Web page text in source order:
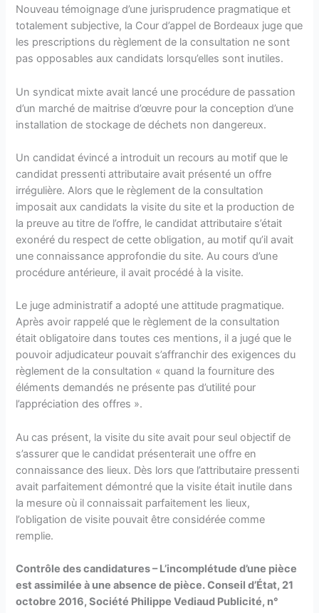
Nouveau témoignage d’une jurisprudence pragmatique et
totalement subjective, la Cour d’appel de Bordeaux juge que
les prescriptions du règlement de la consultation ne sont
pas opposables aux candidats lorsqu’elles sont inutiles.
Un syndicat mixte avait lancé une procédure de passation
d’un marché de maitrise d’œuvre pour la conception d’une
installation de stockage de déchets non dangereux.
Un candidat évincé a introduit un recours au motif que le
candidat pressenti attributaire avait présenté un offre
irrégulière. Alors que le règlement de la consultation
imposait aux candidats la visite du site et la production de
la preuve au titre de l’offre, le candidat attributaire s’était
exonéré du respect de cette obligation, au motif qu’il avait
une connaissance approfondie du site. Au cours d’une
procédure antérieure, il avait procédé à la visite.
Le juge administratif a adopté une attitude pragmatique.
Après avoir rappelé que le règlement de la consultation
était obligatoire dans toutes ces mentions, il a jugé que le
pouvoir adjudicateur pouvait s’affranchir des exigences du
règlement de la consultation « quand la fourniture des
éléments demandés ne présente pas d’utilité pour
l’appréciation des offres ».
Au cas présent, la visite du site avait pour seul objectif de
s’assurer que le candidat présenterait une offre en
connaissance des lieux. Dès lors que l’attributaire pressenti
avait parfaitement démontré que la visite était inutile dans
la mesure où il connaissait parfaitement les lieux,
l’obligation de visite pouvait être considérée comme
remplie.
Contrôle des candidatures – L’incomplétude d’une pièce
est assimilée à une absence de pièce. Conseil d’État, 21
octobre 2016, Société Philippe Vediaud Publicité, n°